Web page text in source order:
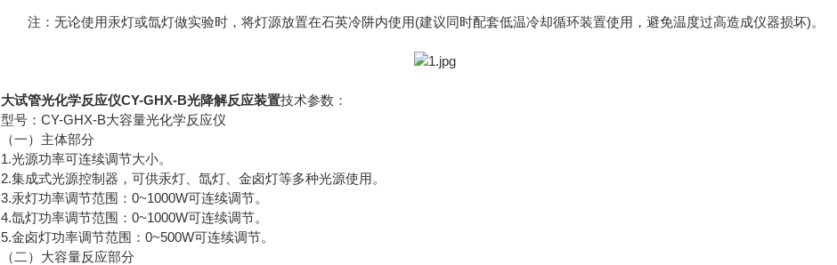
注：无论使用汞灯或氙灯做实验时，将灯源放置在石英冷阱内使用(建议同时配套低温冷却循环装置使用，避免温度过高造成仪器损坏)。
大试管光化学反应仪CY-GHX-B光降解反应装置技术参数：
型号：CY-GHX-B大容量光化学反应仪
（一）主体部分
1.光源功率可连续调节大小。
2.集成式光源控制器，可供汞灯、氙灯、金卤灯等多种光源使用。
3.汞灯功率调节范围：0~1000W可连续调节。
4.氙灯功率调节范围：0~1000W可连续调节。
5.金卤灯功率调节范围：0~500W可连续调节。
（二）大容量反应部分